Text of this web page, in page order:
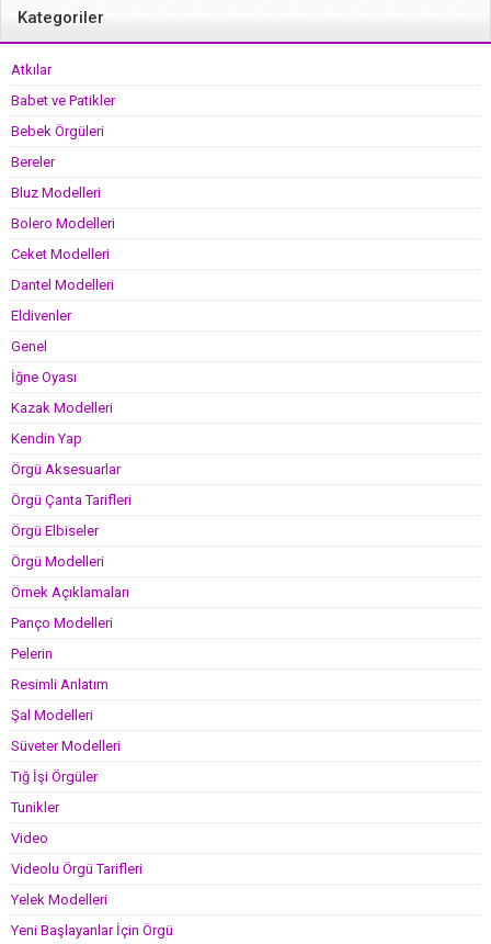
Kategoriler
Atkılar
Babet ve Patikler
Bebek Örgüleri
Bereler
Bluz Modelleri
Bolero Modelleri
Ceket Modelleri
Dantel Modelleri
Eldivenler
Genel
İğne Oyası
Kazak Modelleri
Kendin Yap
Örgü Aksesuarlar
Örgü Çanta Tarifleri
Örgü Elbiseler
Örgü Modelleri
Örnek Açıklamaları
Panço Modelleri
Pelerin
Resimli Anlatım
Şal Modelleri
Süveter Modelleri
Tığ İşi Örgüler
Tunikler
Video
Videolu Örgü Tarifleri
Yelek Modelleri
Yeni Başlayanlar İçin Örgü